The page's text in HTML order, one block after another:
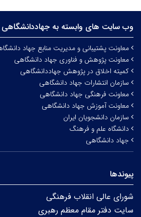
وب سایت های وابسته به جهاددانشگاهی
معاونت پشتیبانی و مدیریت منابع جهاد
معاونت پژوهش و فناوری جهاد دانشگاهی
کمیته اخلاق در پژوهش جهاددانشگاهی
سازمان انتشارات جهاد دانشگاهی
معاونت فرهنگی جهاد دانشگاهی
معاونت آموزش جهاد دانشگاهی
سازمان دانشجویان ایران
دانشگاه علم و فرهنگ
جهاد دانشگاهی
پیوندها
شورای عالی انقلاب فرهنگی
سایت دفتر مقام معظم رهبری